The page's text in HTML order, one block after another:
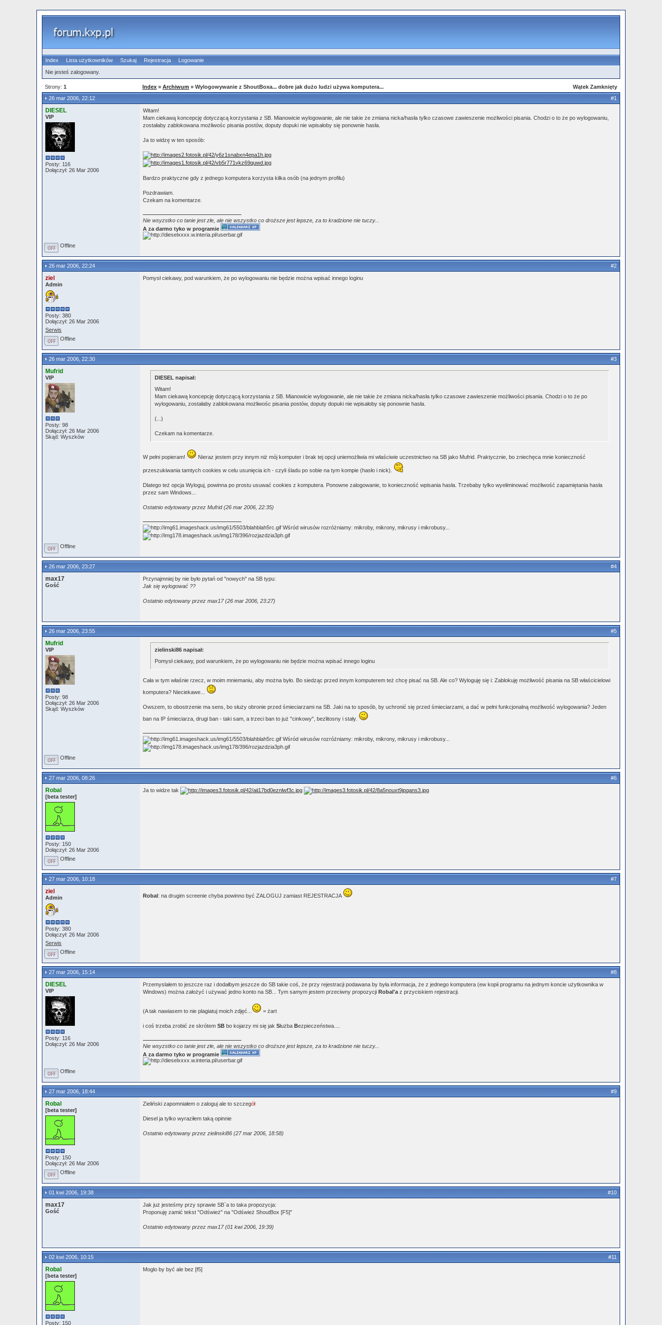
Index Lista użytkowników Szukaj Rejestracja
Logowanie
Nie jesteś zalogowany.
Strony:1 Wątek Zamknięty
Index »Archiwum » Wylogowywanie z ShoutBoxa... dobre jak dużo ludzi używa komputera...
#1
26 mar 2006, 22:12
DIESEL
VIP
Posty: 116
Dołączył: 26 Mar 2006
Witam!
Mam ciekawą koncepcję dotyczącą korzystania z SB. Mianowicie wylogowanie, ale nie takie że zmiana nicka/hasła tylko czasowe zawieszenie możliwości pisania. Chodzi o to że po wylogowaniu,
zostałaby zablokowana możliwośc pisania postów, doputy dopuki nie wpisałoby się ponownie hasła.
Ja to widzę w ten sposób:
Bardzo praktyczne gdy z jednego komputera korzysta kilka osób (na jednym profilu)
Pozdrawiam.
Czekam na komentarze.
Nie wsyzstko co tanie jest złe, ale nie wszystko co droższe jest lepsze, za to kradzione nie tuczy...
A za darmo tyko w programie
Offline
#2
26 mar 2006, 22:24
ziel
Admin
Posty: 380
Dołączył: 26 Mar 2006
Serwis
Pomysł ciekawy, pod warunkiem, że po wylogowaniu nie będzie można wpisać innego loginu
Offline
#3
26 mar 2006, 22:30
Mufrid
VIP
Posty: 98
Dołączył: 26 Mar 2006
Skąd: Wyszków
DIESEL napisał:
Witam!
Mam ciekawą koncepcję dotyczącą korzystania z SB. Mianowicie wylogowanie, ale nie takie że zmiana nicka/hasła tylko czasowe zawieszenie możliwości pisania. Chodzi o to że po
wylogowaniu, zostałaby zablokowana możliwośc pisania postów, doputy dopuki nie wpisałoby się ponownie hasła.
(...)
Czekam na komentarze.
W pełni popieram! Nieraz jestem przy innym niż mój komputer i brak tej opcji uniemożliwia mi właściwie uczestnictwo na SB jako Mufrid. Praktycznie, bo zniechęca mnie konieczność
przeszukiwania tamtych cookies w celu usunięcia ich - czyli śladu po sobie na tym kompie (hasło i nick).
Dlatego też opcja Wyloguj, powinna po prostu usuwać cookies z komputera. Ponowne zalogowanie, to konieczność wpisania hasła. Trzebaby tylko wyeliminować możliwość zapamiętania hasła
przez sam Windows...
Ostatnio edytowany przez Mufrid (26 mar 2006, 22:35)
Wśród wirusów rozróżniamy: mikroby, mikrony, mikrusy i mikrobusy...
Offline
#4
26 mar 2006, 23:27
max17
Gość
Przynajmniej by nie było pytań od "nowych" na SB typu:
Jak się wylogować ??
Ostatnio edytowany przez max17 (26 mar 2006, 23:27)
#5
26 mar 2006, 23:55
Mufrid
VIP
Posty: 98
Dołączył: 26 Mar 2006
Skąd: Wyszków
zielinski86 napisał:
Pomysł ciekawy, pod warunkiem, że po wylogowaniu nie będzie można wpisać innego loginu
Cała w tym właśnie rzecz, w moim mniemaniu, aby można było. Bo siedząc przed innym komputerem też chcę pisać na SB. Ale co? Wyloguję się i: Zablokuję możliwość pisania na SB właścicielowi
komputera? Nieciekawe...
Owszem, to obostrzenie ma sens, bo służy obronie przed śmieciarzami na SB. Jaki na to sposób, by uchronić się przed śmieciarzami, a dać w pełni funkcjonalną możliwość wylogowania? Jeden
ban na IP śmieciarza, drugi ban - taki sam, a trzeci ban to już "cinkowy", bezlitosny i stały.
Wśród wirusów rozróżniamy: mikroby, mikrony, mikrusy i mikrobusy...
Offline
#6
27 mar 2006, 08:26
Robal
[beta tester]
Posty: 150
Dołączył: 26 Mar 2006
Ja to widze tak
Offline
#7
27 mar 2006, 10:18
ziel
Admin
Posty: 380
Dołączył: 26 Mar 2006
Serwis
Robal: na drugim screenie chyba powinno być ZALOGUJ zamiast REJESTRACJA
Offline
#8
27 mar 2006, 15:14
DIESEL
VIP
Posty: 116
Dołączył: 26 Mar 2006
Przemyslałem to jeszcze raz i dodałbym jeszcze do SB takie coś, że przy rejestracji podawana by była informacja, że z jednego komputera (ew kopii programu na jednym koncie użytkownika w
Windows) można założyć i używać jedno konto na SB... Tym samym jestem przeciwny propozycjiRobal'a z przyciskiem rejestracji.
(A tak nawiasem to nie plagiatuj moich zdjęć... = żart
i coś trzeba zrobić ze skrótemSB bo kojarzy mi się jakSłużbaBezpieczeństwa....
Nie wsyzstko co tanie jest złe, ale nie wszystko co droższe jest lepsze, za to kradzione nie tuczy...
A za darmo tyko w programie
Offline
#9
27 mar 2006, 18:44
Robal
[beta tester]
Posty: 150
Dołączył: 26 Mar 2006
Zieliński zapomniałem o zaloguj ale to szczegół
Diesel ja tylko wyraziłem taką opinnie
Ostatnio edytowany przez zielinski86 (27 mar 2006, 18:58)
Offline
#10
01 kwi 2006, 19:38
max17
Gość
Jak już jesteśmy przy sprawie SB`a to taka propozycja:
Proponuję zamić tekst "Odśwież" na "Odśwież ShoutBox [F5]"
Ostatnio edytowany przez max17 (01 kwi 2006, 19:39)
#11
02 kwi 2006, 10:15
Robal
[beta tester]
Posty: 150
Moglo by być ale bez [f5]